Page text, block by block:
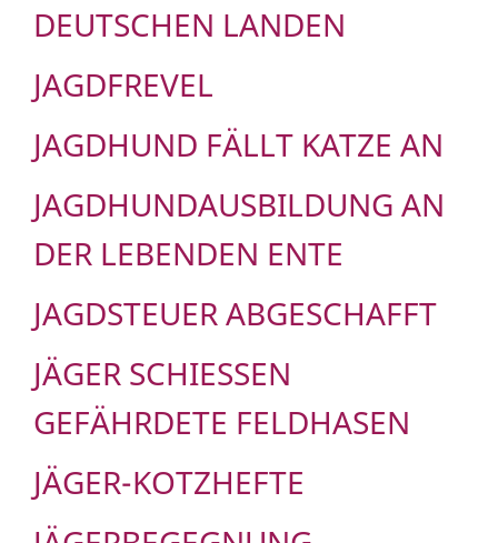
DEUTSCHEN LANDEN
JAGDFREVEL
JAGDHUND FÄLLT KATZE AN
JAGDHUNDAUSBILDUNG AN
DER LEBENDEN ENTE
JAGDSTEUER ABGESCHAFFT
JÄGER SCHIESSEN G
EFÄHRDETE FELDHASEN
JÄGER-KOTZHEFTE